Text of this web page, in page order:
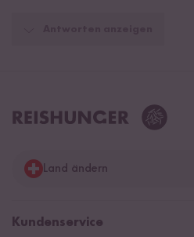
Land ändern
Deutschland
Kundenservice